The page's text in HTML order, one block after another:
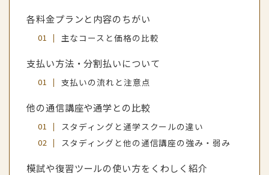
各料金プランと内容のちがい
主なコースと価格の比較
支払い方法・分割払いについて
支払いの流れと注意点
他の通信講座や通学との比較
スタディングと通学スクールの違い
スタディングと他の通信講座の強み・弱み
模試や復習ツールの使い方をくわしく紹介